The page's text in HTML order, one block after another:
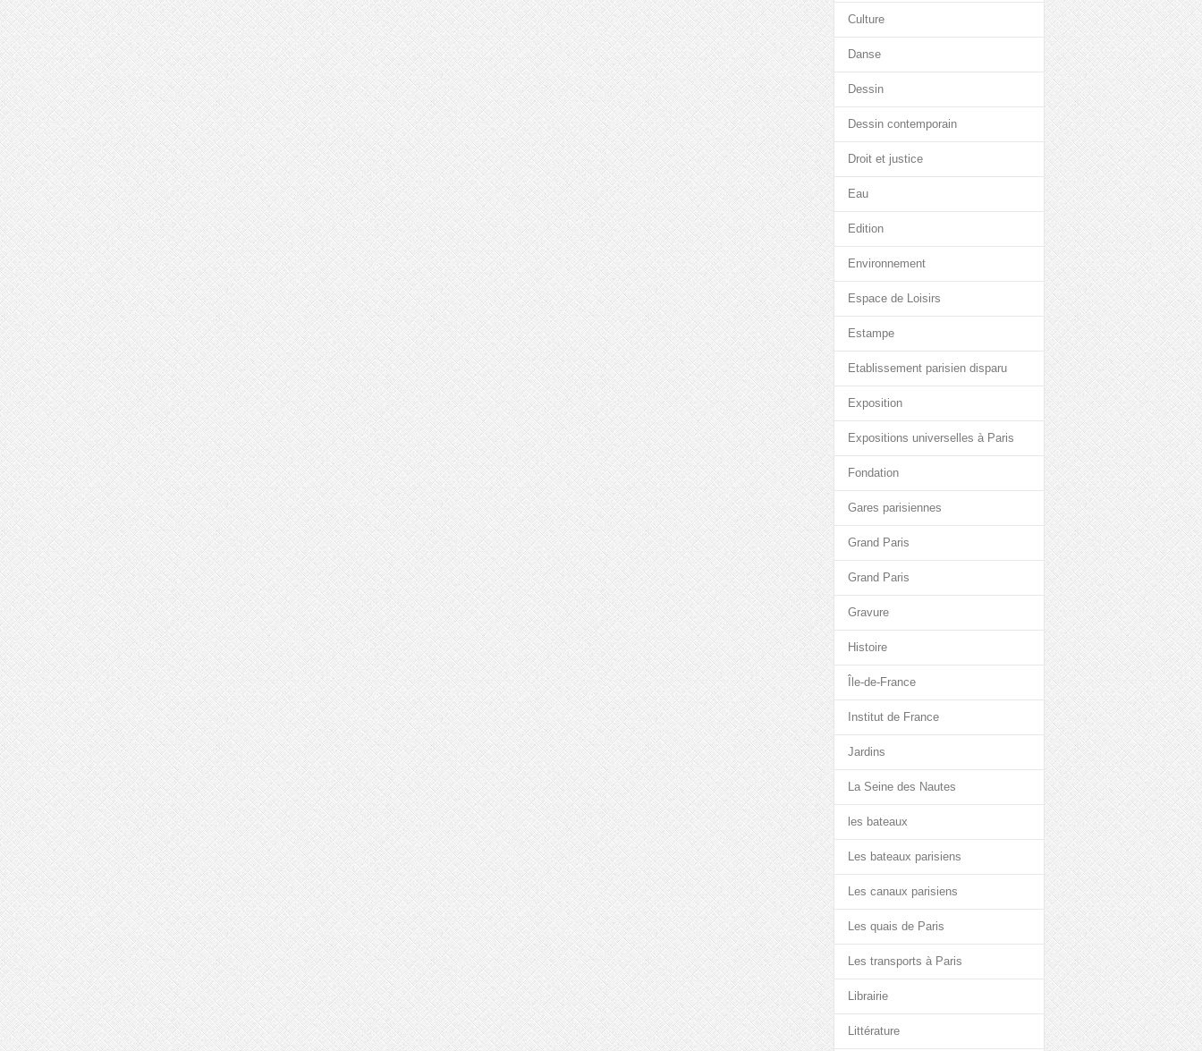
Culture
Danse
Dessin
Dessin contemporain
Droit et justice
Eau
Edition
Environnement
Espace de Loisirs
Estampe
Etablissement parisien disparu
Exposition
Expositions universelles à Paris
Fondation
Gares parisiennes
Grand Paris
Grand Paris
Gravure
Histoire
Île-de-France
Institut de France
Jardins
La Seine des Nautes
les bateaux
Les bateaux parisiens
Les canaux parisiens
Les quais de Paris
Les transports à Paris
Librairie
Littérature